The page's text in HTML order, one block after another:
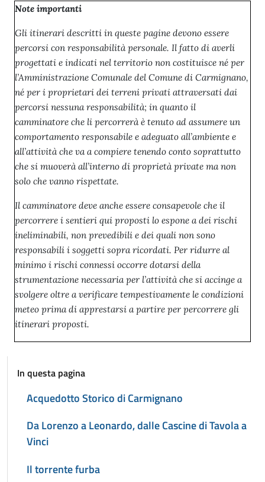
Note importanti
Gli itinerari descritti in queste pagine devono essere
percorsi con responsabilità personale. Il fatto di averli
progettati e indicati nel territorio non costituisce né per
l’Amministrazione Comunale del Comune di Carmignano,
né per i proprietari dei terreni privati attraversati dai
percorsi nessuna responsabilità; in quanto il
camminatore che li percorrerà è tenuto ad assumere un
comportamento responsabile e adeguato all’ambiente e
all’attività che va a compiere tenendo conto soprattutto
che si muoverà all’interno di proprietà private ma non
solo che vanno rispettate.
Il camminatore deve anche essere consapevole che il
percorrere i sentieri qui proposti lo espone a dei rischi
ineliminabili, non prevedibili e dei quali non sono
responsabili i soggetti sopra ricordati. Per ridurre al
minimo i rischi connessi occorre dotarsi della
strumentazione necessaria per l’attività che si accinge a
svolgere oltre a verificare tempestivamente le condizioni
meteo prima di apprestarsi a partire per percorrere gli
itinerari proposti.
In questa pagina
Acquedotto Storico di Carmignano
Da Lorenzo a Leonardo, dalle Cascine di Tavola a
Vinci
Il torrente furba